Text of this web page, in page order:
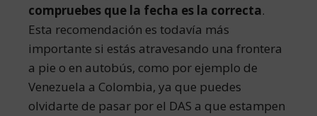
compruebes que la fecha es la correcta.
Esta recomendación es todavía más
importante si estás atravesando una frontera
a pie o en autobús, como por ejemplo de
Venezuela a Colombia, ya que puedes
olvidarte de pasar por el DAS a que estampen